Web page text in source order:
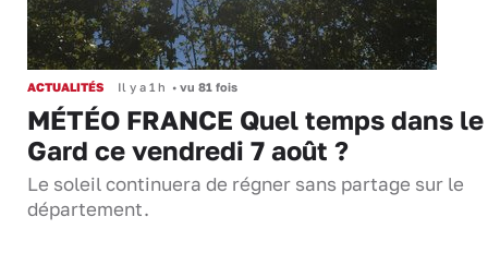
ACTUALITÉS Il y a 1 h • vu 81 fois
MÉTÉO FRANCE Quel temps dans le
Gard ce vendredi 7 août ?
Le soleil continuera de régner sans partage sur le
département.